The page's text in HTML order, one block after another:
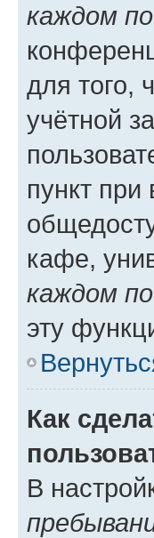
каждом
для того,
учётной
пункт
кафе,
каждом
эту
Как
В